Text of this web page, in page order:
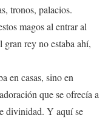
tronos, palacios.
magos al entrar al
rey no estaba ahí,
en casas, sino en
que se ofrecía a
divinidad. Y aquí se